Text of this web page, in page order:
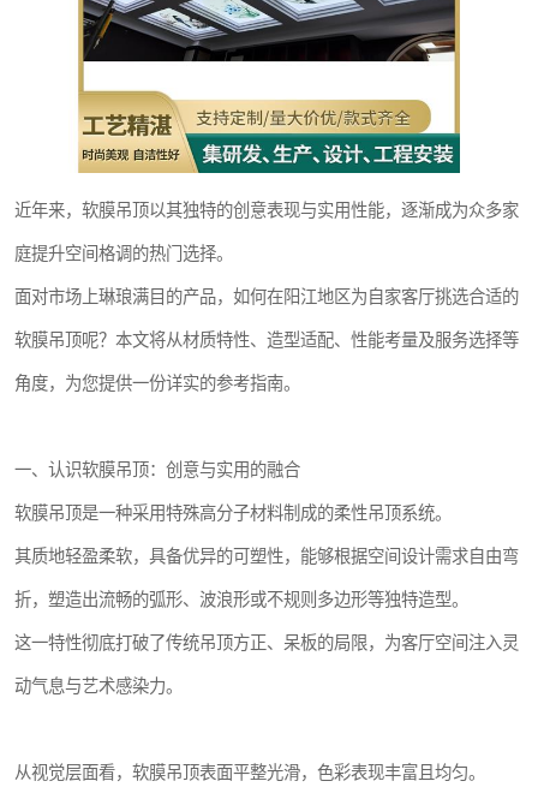
近年来，软膜吊顶以其独特的创意表现与实用性能，逐渐成为众多家
庭提升空间格调的热门选择。
面对市场上琳琅满目的产品，如何在阳江地区为自家客厅挑选合适的
软膜吊顶呢？本文将从材质特性、造型适配、性能考量及服务选择等
角度，为您提供一份详实的参考指南。
一、认识软膜吊顶：创意与实用的融合
软膜吊顶是一种采用特殊高分子材料制成的柔性吊顶系统。
其质地轻盈柔软，具备优异的可塑性，能够根据空间设计需求自由弯
折，塑造出流畅的弧形、波浪形或不规则多边形等独特造型。
这一特性彻底打破了传统吊顶方正、呆板的局限，为客厅空间注入灵
动气息与艺术感染力。
从视觉层面看，软膜吊顶表面平整光滑，色彩表现丰富且均匀。